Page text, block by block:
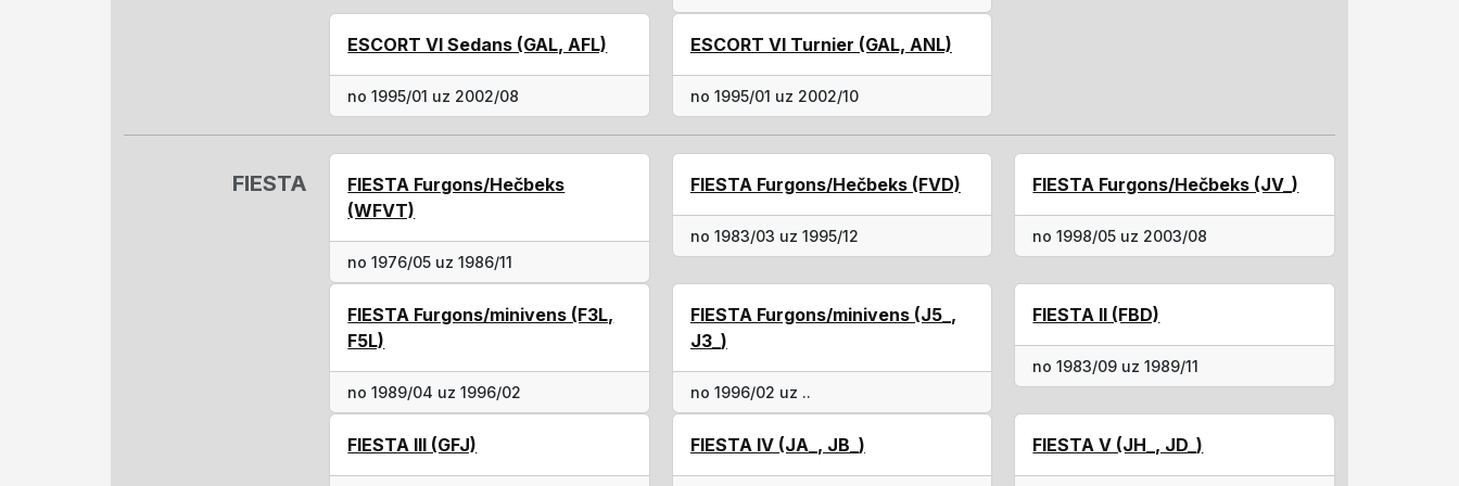
ESCORT VI Sedans (GAL, AFL)
no 1995/01 uz 2002/08
ESCORT VI Turnier (GAL, ANL)
no 1995/01 uz 2002/10
FIESTA
FIESTA Furgons/Hečbeks
(WFVT)
no 1976/05 uz 1986/11
FIESTA Furgons/Hečbeks (FVD)
no 1983/03 uz 1995/12
FIESTA Furgons/Hečbeks (JV_)
no 1998/05 uz 2003/08
FIESTA Furgons/minivens (F3L,
F5L)
no 1989/04 uz 1996/02
FIESTA Furgons/minivens (J5_,
J3_)
no 1996/02 uz ..
FIESTA II (FBD)
no 1983/09 uz 1989/11
FIESTA III (GFJ) FIESTA IV (JA_, JB_) FIESTA V (JH_, JD_)